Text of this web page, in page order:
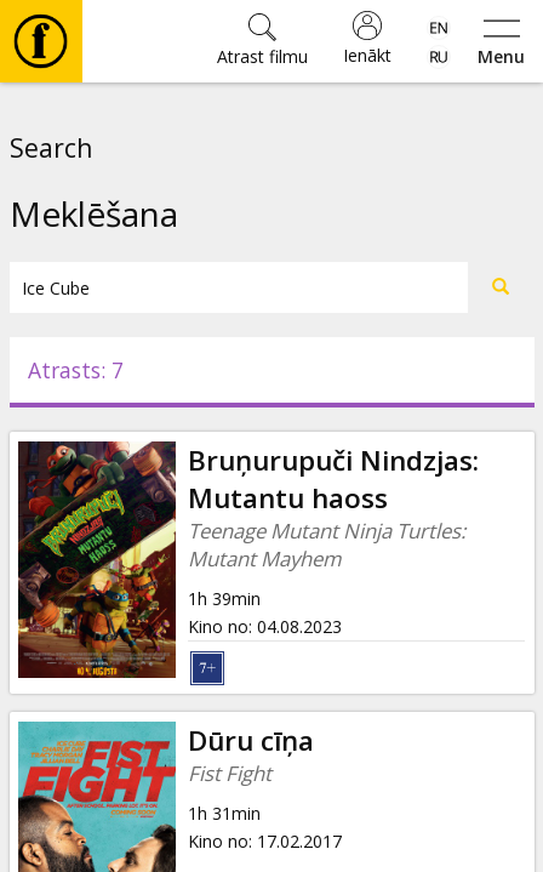
Menu
Ienākt
Atrast filmu
Pasākumi
Ziņas
Dāvanu
kartes
Uzkodas
B2B
Kino
Klubs
Search
Meklēšana
Atrasts: 7
Bruņurupuči Nindzjas:
Mutantu haoss
Teenage Mutant Ninja Turtles:
Mutant Mayhem
1h 39min
Kino no: 04.08.2023
Dūru cīņa
Fist Fight
1h 31min
Kino no: 17.02.2017